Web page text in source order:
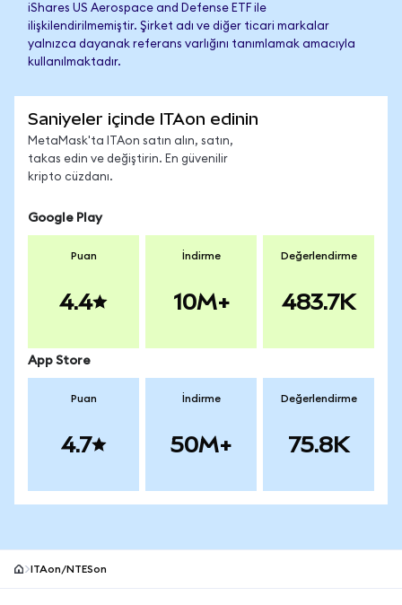
iShares US Aerospace and Defense ETF ile
ilişkilendirilmemiştir. Şirket adı ve diğer ticari markalar
yalnızca dayanak referans varlığını tanımlamak amacıyla
kullanılmaktadır.
Saniyeler içinde ITAon edinin
MetaMask'ta ITAon satın alın, satın,
takas edin ve değiştirin. En güvenilir
kripto cüzdanı.
Google Play
Puan
4.4
İndirme
10M+
Değerlendirme
483.7K
App Store
Puan
4.7
İndirme
50M+
Değerlendirme
75.8K
ITAon/NTESon